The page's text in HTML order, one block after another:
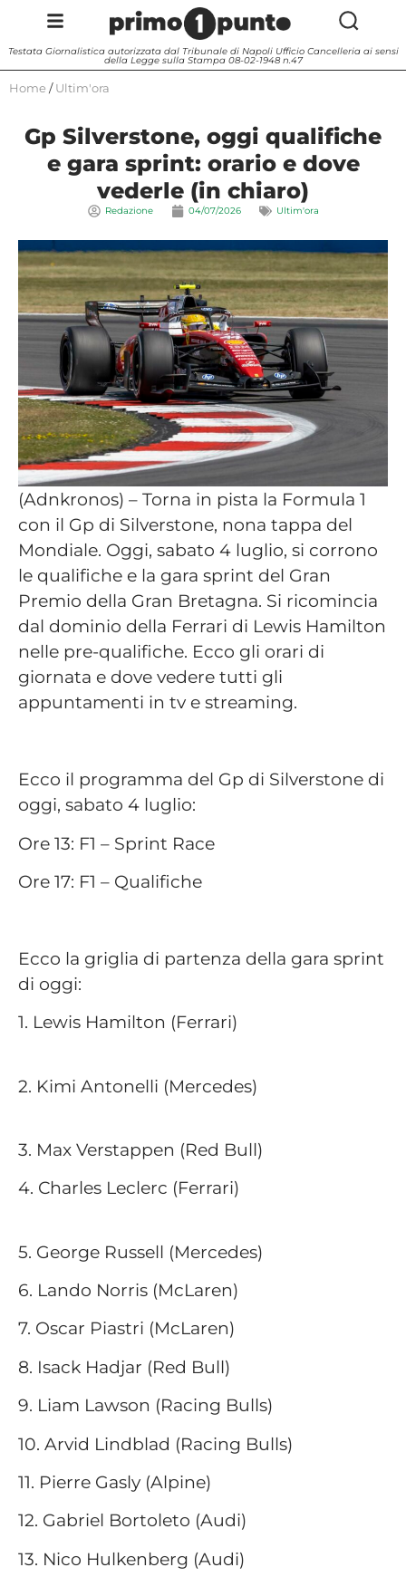
Testata Giornalistica autorizzata dal Tribunale di Napoli Ufficio Cancelleria ai sensi
della Legge sulla Stampa 08-02-1948 n.47
Home / Ultim'ora
Gp Silverstone, oggi qualifiche
e gara sprint: orario e dove
vederle (in chiaro)
Redazione 04/07/2026 Ultim'ora
(Adnkronos) – Torna in pista la Formula 1
con il Gp di Silverstone, nona tappa del
Mondiale. Oggi, sabato 4 luglio, si corrono
le qualifiche e la gara sprint del Gran
Premio della Gran Bretagna. Si ricomincia
dal dominio della Ferrari di Lewis Hamilton
nelle pre-qualifiche. Ecco gli orari di
giornata e dove vedere tutti gli
appuntamenti in tv e streaming.
Ecco il programma del Gp di Silverstone di
oggi, sabato 4 luglio:
Ore 13: F1 – Sprint Race
Ore 17: F1 – Qualifiche
Ecco la griglia di partenza della gara sprint
di oggi:
1. Lewis Hamilton (Ferrari)
2. Kimi Antonelli (Mercedes)
3. Max Verstappen (Red Bull)
4. Charles Leclerc (Ferrari)
5. George Russell (Mercedes)
6. Lando Norris (McLaren)
7. Oscar Piastri (McLaren)
8. Isack Hadjar (Red Bull)
9. Liam Lawson (Racing Bulls)
10. Arvid Lindblad (Racing Bulls)
11. Pierre Gasly (Alpine)
12. Gabriel Bortoleto (Audi)
13. Nico Hulkenberg (Audi)